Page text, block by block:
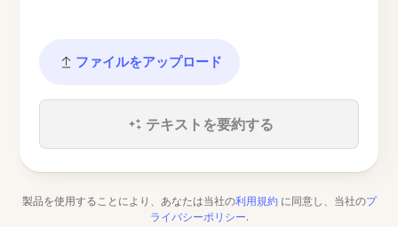
ファイルをアップロード
テキストを要約する
製品を使用することにより、あなたは当社の利用規約 に同意し、当社のプ
ライバシーポリシー.